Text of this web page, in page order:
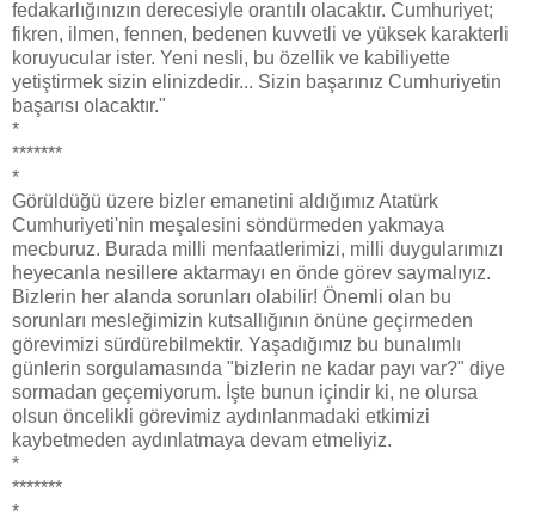
fedakarlığınızın derecesiyle orantılı olacaktır. Cumhuriyet;
fikren, ilmen, fennen, bedenen kuvvetli ve yüksek karakterli
koruyucular ister. Yeni nesli, bu özellik ve kabiliyette
yetiştirmek sizin elinizdedir... Sizin başarınız Cumhuriyetin
başarısı olacaktır."
*
*******
*
Görüldüğü üzere bizler emanetini aldığımız Atatürk
Cumhuriyeti'nin meşalesini söndürmeden yakmaya
mecburuz. Burada milli menfaatlerimizi, milli duygularımızı
heyecanla nesillere aktarmayı en önde görev saymalıyız.
Bizlerin her alanda sorunları olabilir! Önemli olan bu
sorunları mesleğimizin kutsallığının önüne geçirmeden
görevimizi sürdürebilmektir. Yaşadığımız bu bunalımlı
günlerin sorgulamasında "bizlerin ne kadar payı var?" diye
sormadan geçemiyorum. İşte bunun içindir ki, ne olursa
olsun öncelikli görevimiz aydınlanmadaki etkimizi
kaybetmeden aydınlatmaya devam etmeliyiz.
*
*******
*